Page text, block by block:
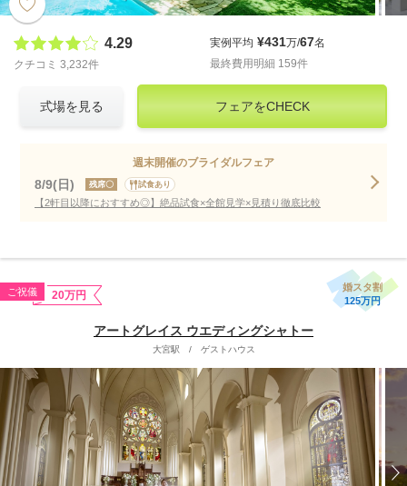
4.29
クチコミ 3,232件
実例平均 ¥431万/67名
最終費用明細 159件
式場を見る フェアをCHECK
週末開催のブライダルフェア
8/9(日) 残席〇 試食あり
【2軒目以降におすすめ◎】絶品試食×全館見学×見積り徹底比較
ご祝儀 20万円
婚スタ割
125万円
アートグレイス ウエディングシャトー
大宮駅 / ゲストハウス